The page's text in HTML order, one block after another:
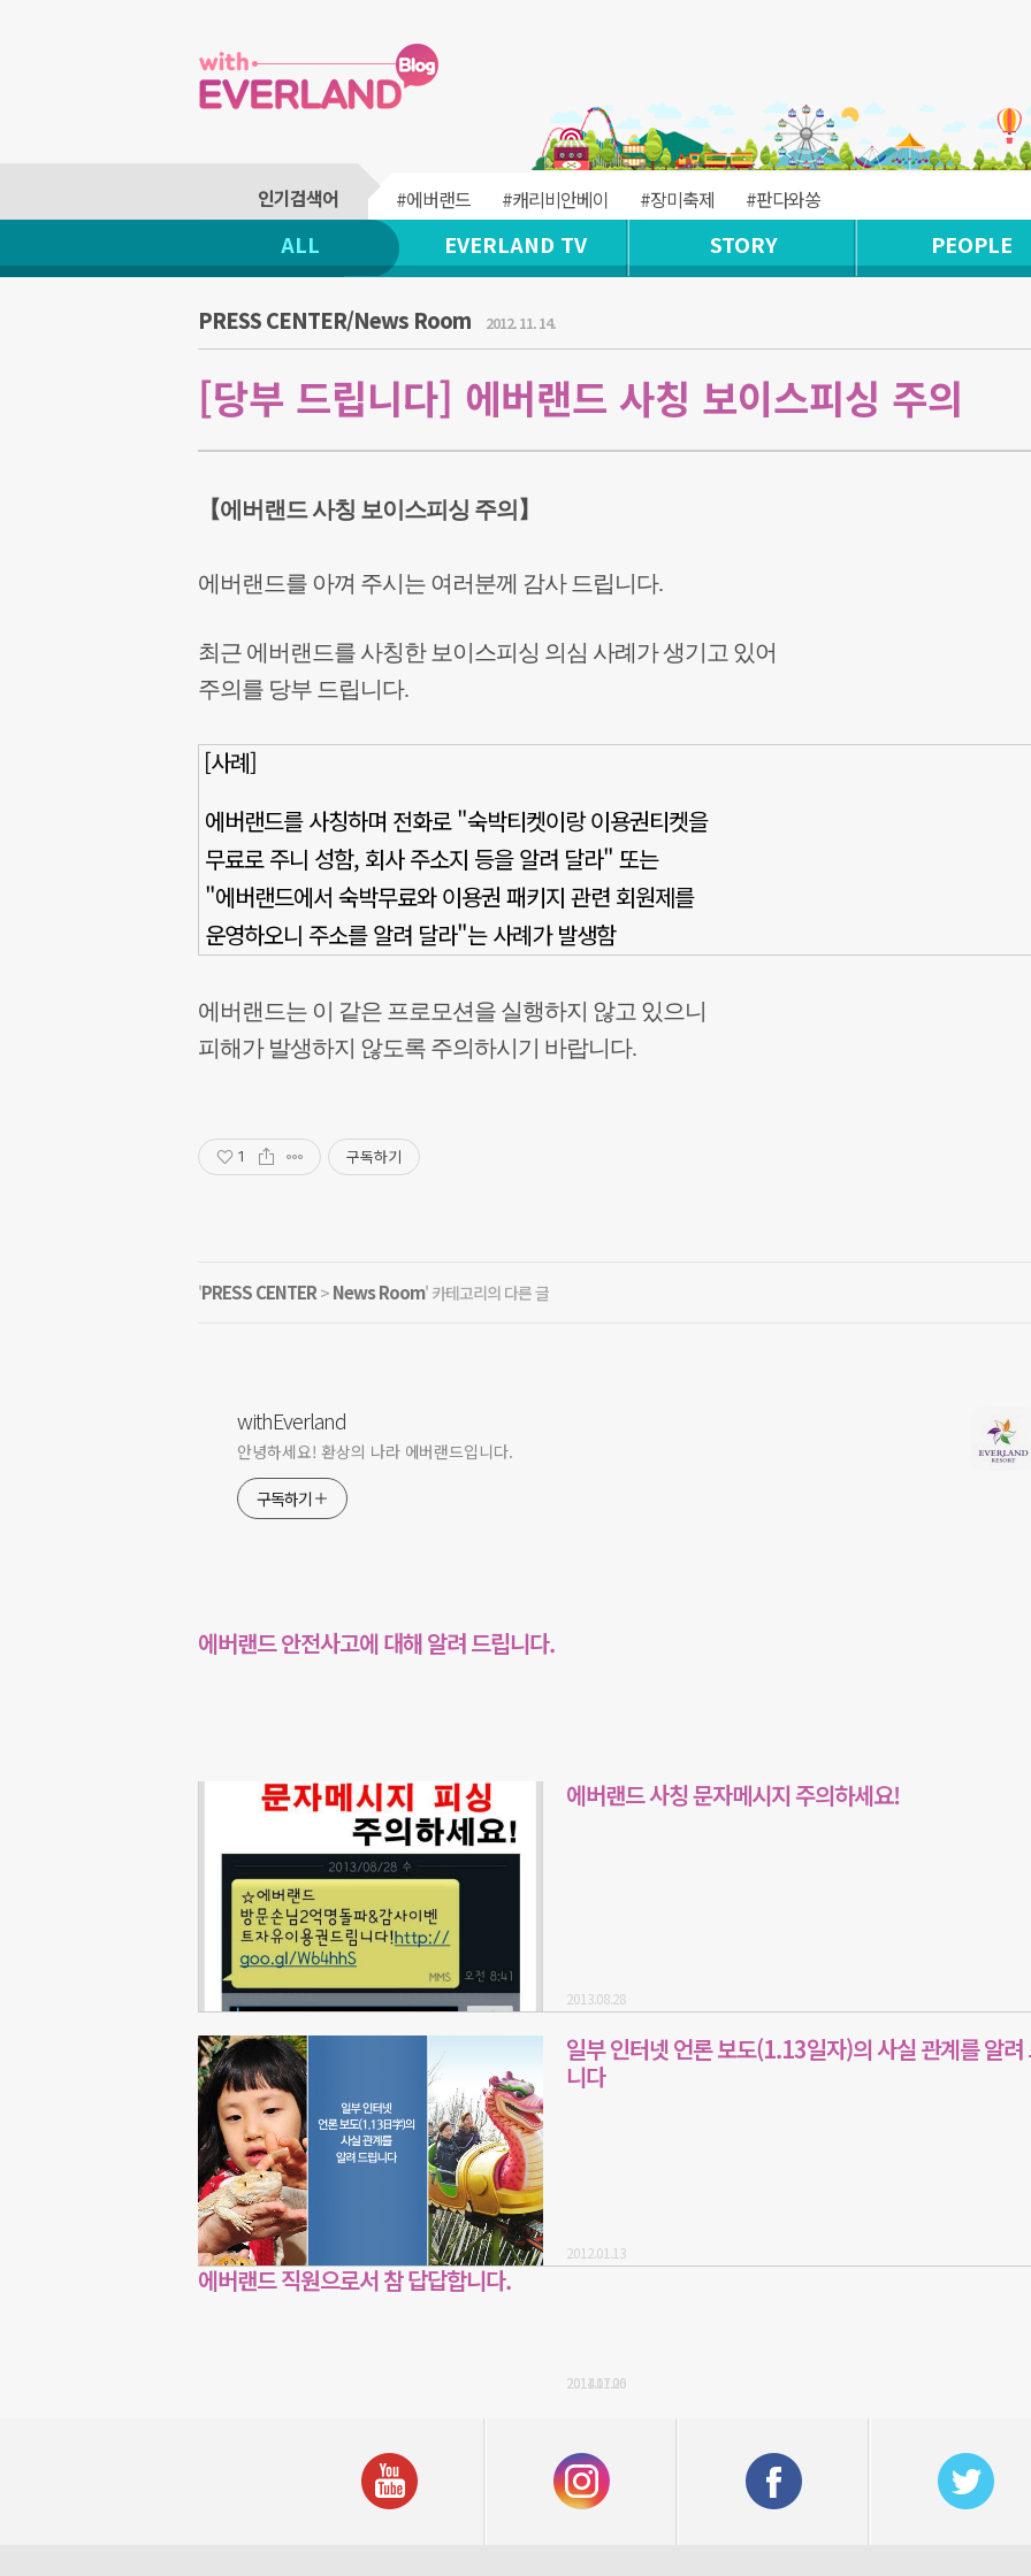
#에버랜드 #캐리비안베이 #장미축제 #판다와쏭
ALL EVERLAND TV STORY PEOPLE
PRESS CENTER/News Room 2012. 11. 14.
[당부 드립니다] 에버랜드 사칭 보이스피싱 주의
【에버랜드 사칭 보이스피싱 주의】
에버랜드를 아껴 주시는 여러분께 감사 드립니다.
최근 에버랜드를 사칭한 보이스피싱 의심 사례가 생기고 있어
주의를 당부 드립니다.
[사례]
에버랜드를 사칭하며 전화로 "숙박티켓이랑 이용권티켓을
무료로 주니 성함, 회사 주소지 등을 알려 달라" 또는
"에버랜드에서 숙박무료와이용권 패키지 관련 회원제를
운영하오니 주소를알려 달라"는사례가 발생함
에버랜드는 이 같은 프로모션을 실행하지 않고 있으니
피해가 발생하지 않도록 주의하시기 바랍니다.
1 구독하기
'PRESS CENTER> News Room' 카테고리의 다른 글
withEverland
안녕하세요! 환상의 나라 에버랜드입니다.
구독하기
에버랜드 안전사고에 대해 알려 드립니다.
2014.11.06
에버랜드 사칭 문자메시지 주의하세요!
2013.08.28
일부 인터넷 언론 보도(1.13일자)의 사실 관계를 알려
니다
2012.01.13
에버랜드 직원으로서 참 답답합니다.
2011.07.20